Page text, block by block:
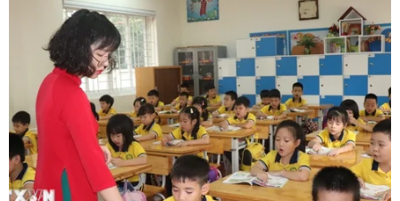
vốn nhận ủy thác từ địa phương đạt gần 25.000 tỷ
đồng.